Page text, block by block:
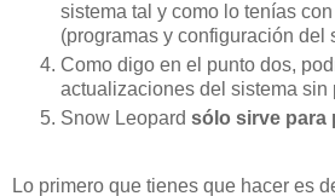
sistema tal y como lo tenías
(programas y configuración del
Como digo en el punto dos,
actualizaciones del sistema sin
Snow Leopard sólo sirve para
Lo primero que tienes que hacer es